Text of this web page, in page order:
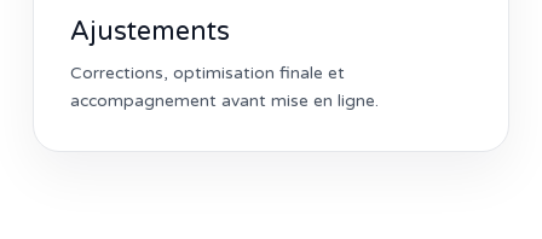
Ajustements
Corrections, optimisation finale et
accompagnement avant mise en ligne.